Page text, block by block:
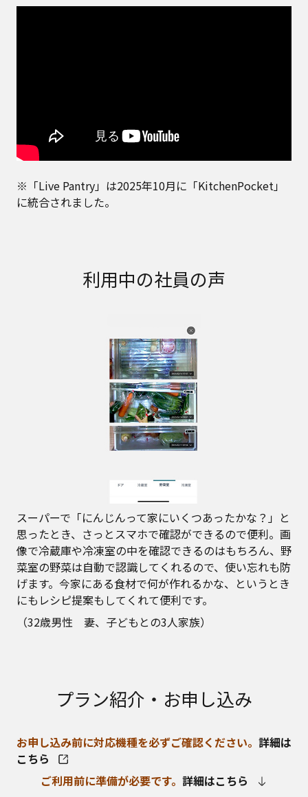
※「Live Pantry」は2025年10月に「KitchenPocket」
に統合されました。
利用中の社員の声
スーパーで「にんじんって家にいくつあったかな？」と
思ったとき、さっとスマホで確認ができるので便利。画
像で冷蔵庫や冷凍室の中を確認できるのはもちろん、野
菜室の野菜は自動で認識してくれるので、使い忘れも防
げます。今家にある食材で何が作れるかな、というとき
にもレシピ提案もしてくれて便利です。
（32歳男性 妻、子どもとの3人家族）
プラン紹介・お申し込み
お申し込み前に対応機種を必ずご確認ください。 詳細は
こちら
ご利用前に準備が必要です。 詳細はこちら